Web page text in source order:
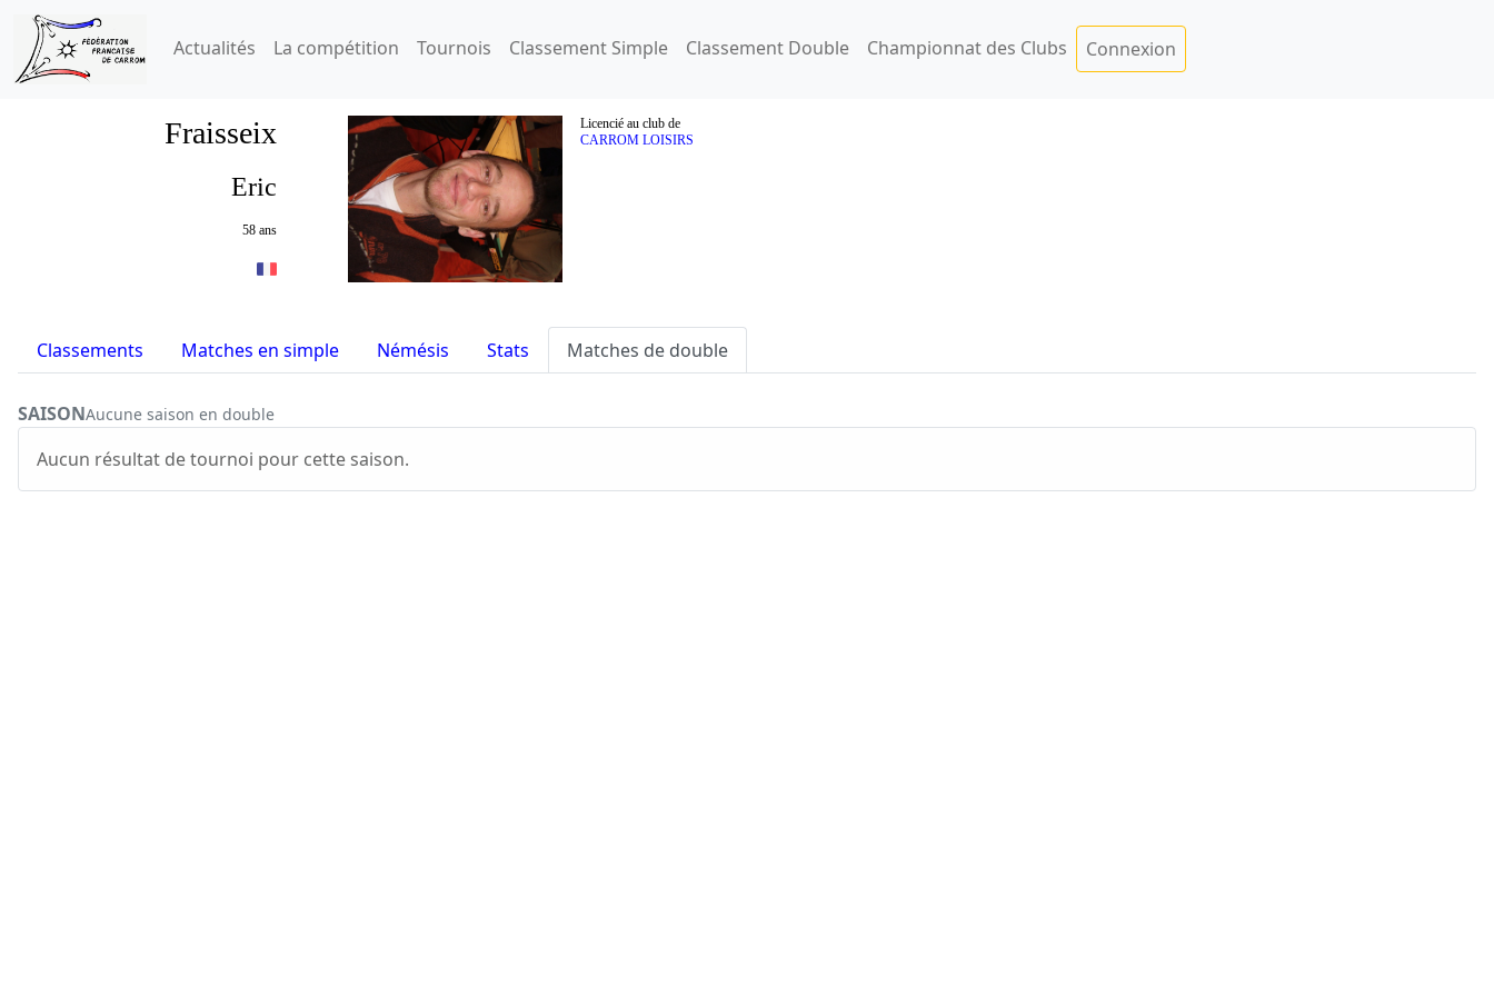
Actualités La compétition Tournois Classement Simple Classement Double Championnat des Clubs Connexion
Fraisseix
Licencié au club de
CARROM LOISIRS
Eric
58 ans
Classements Matches en simple Némésis Stats Matches de double
SAISONAucune saison en double
Aucun résultat de tournoi pour cette saison.